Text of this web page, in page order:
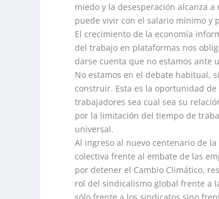
miedo y la desesperación alcanza
puede vivir con el salario mínimo y
El crecimiento de la economía
del trabajo en plataformas nos
darse cuenta que no estamos ante
No estamos en el debate habitual,
construir. Esta es la oportunidad
trabajadores sea cual sea su
por la limitación del tiempo de
universal.
Al ingreso al nuevo centenario de
colectiva frente al embate de las
por detener el Cambio Climático,
rol del sindicalismo global frente a